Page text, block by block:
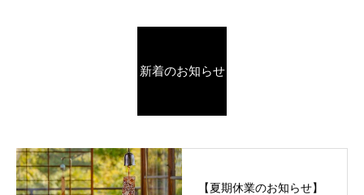
新着のお知らせ
【夏期休業のお知らせ】